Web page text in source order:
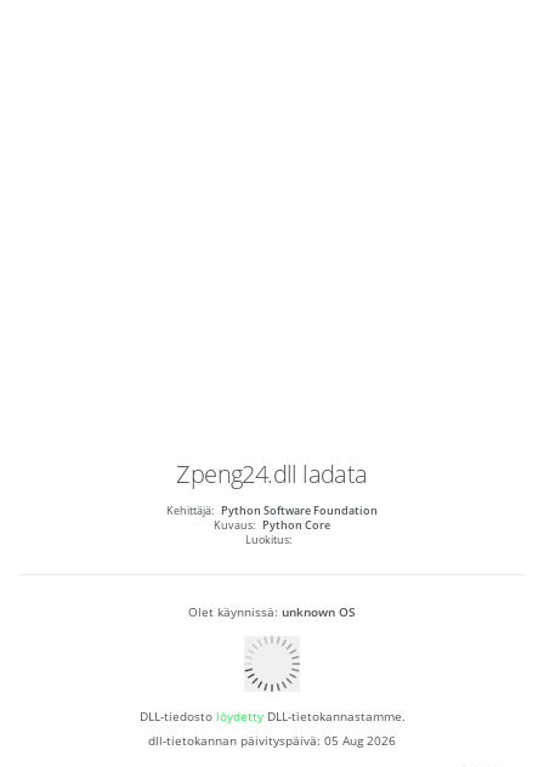
Zpeng24.dll ladata
Kehittäjä: Python Software Foundation
Kuvaus: Python Core
Luokitus:
Olet käynnissä: unknown OS
DLL-tiedosto löydettyDLL-tietokannastamme.
dll-tietokannan päivityspäivä: 05 Aug 2026